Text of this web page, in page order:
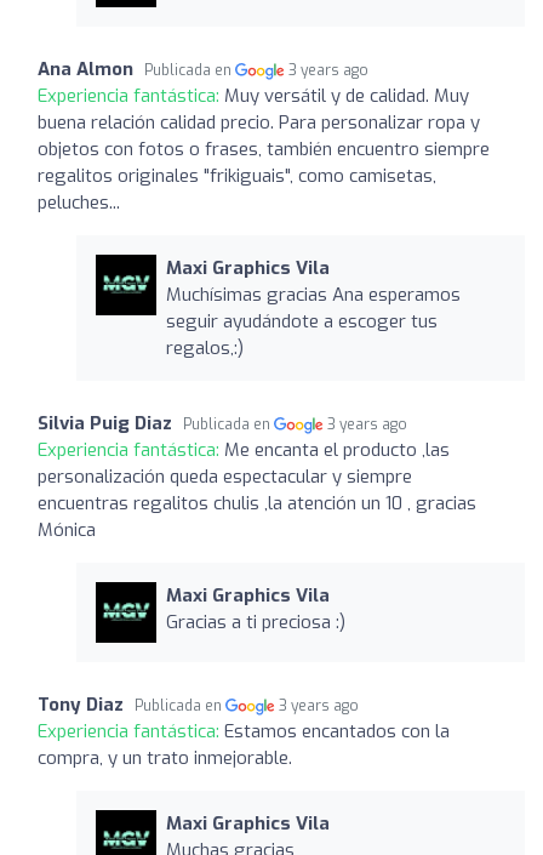
Ana Almon Publicada en 3 years ago
Experiencia fantástica: Muy versátil y de calidad. Muy
buena relación calidad precio. Para personalizar ropa y
objetos con fotos o frases, también encuentro siempre
regalitos originales "frikiguais", como camisetas,
peluches...
Maxi Graphics Vila
Muchísimas gracias Ana esperamos
seguir ayudándote a escoger tus
regalos,:)
Silvia Puig Diaz Publicada en 3 years ago
Experiencia fantástica: Me encanta el producto ,las
personalización queda espectacular y siempre
encuentras regalitos chulis ,la atención un 10 , gracias
Mónica
Maxi Graphics Vila
Gracias a ti preciosa :)
Tony Diaz Publicada en 3 years ago
Experiencia fantástica: Estamos encantados con la
compra, y un trato inmejorable.
Maxi Graphics Vila
Muchas gracias